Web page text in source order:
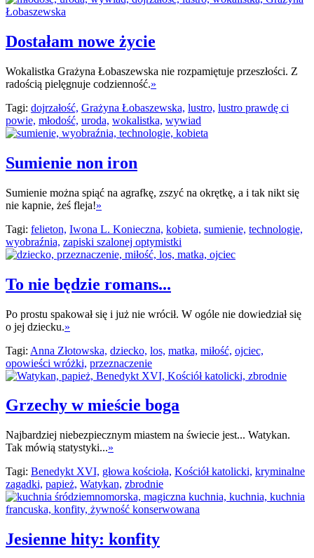
Dostałam nowe życie
Wokalistka Grażyna Łobaszewska nie rozpamiętuje przeszłości. Z
radością pielęgnuje codzienność.»
Tagi: dojrzałość, Grażyna Łobaszewska, lustro, lustro prawdę ci
powie, młodość, uroda, wokalistka, wywiad
Sumienie non iron
Sumienie można spiąć na agrafkę, zszyć na okrętkę, a i tak nikt się
nie kapnie, żeś fleja!»
Tagi: felieton, Iwona L. Konieczna, kobieta, sumienie, technologie,
wyobraźnia, zapiski szalonej optymistki
To nie będzie romans...
Po prostu spakował się i już nie wrócił. W ogóle nie dowiedział się
o jej dziecku.»
Tagi: Anna Złotowska, dziecko, los, matka, miłość, ojciec,
opowieści wróżki, przeznaczenie
Grzechy w mieście boga
Najbardziej niebezpiecznym miastem na świecie jest... Watykan.
Tak mówią statystyki...»
Tagi: Benedykt XVI, głowa kościoła, Kościół katolicki, kryminalne
zagadki, papież, Watykan, zbrodnie
Jesienne hity: konfity